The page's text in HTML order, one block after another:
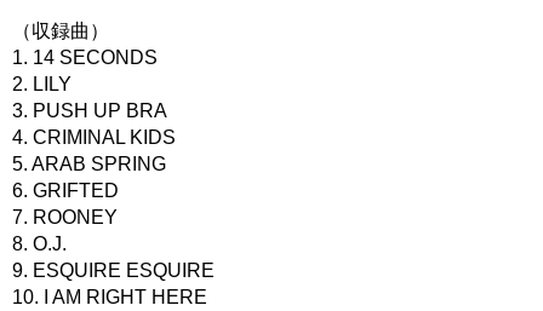
（収録曲）
1. 14 SECONDS
2. LILY
3. PUSH UP BRA
4. CRIMINAL KIDS
5. ARAB SPRING
6. GRIFTED
7. ROONEY
8. O.J.
9. ESQUIRE ESQUIRE
10. I AM RIGHT HERE